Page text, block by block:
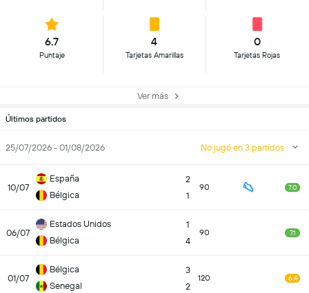
6.7
Puntaje
4
Tarjetas Amarillas
0
Tarjetas Rojas
Ver más
Últimos partidos
25/07/2026 - 01/08/2026 No jugó en 3 partidos
10/07
España
Bélgica
2
1
90 7.0
06/07
Estados Unidos
Bélgica
1
4
90 7.1
01/07
Bélgica
Senegal
3
2
120 6.4